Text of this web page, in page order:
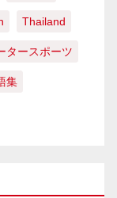
Thailand
タースポーツ
集